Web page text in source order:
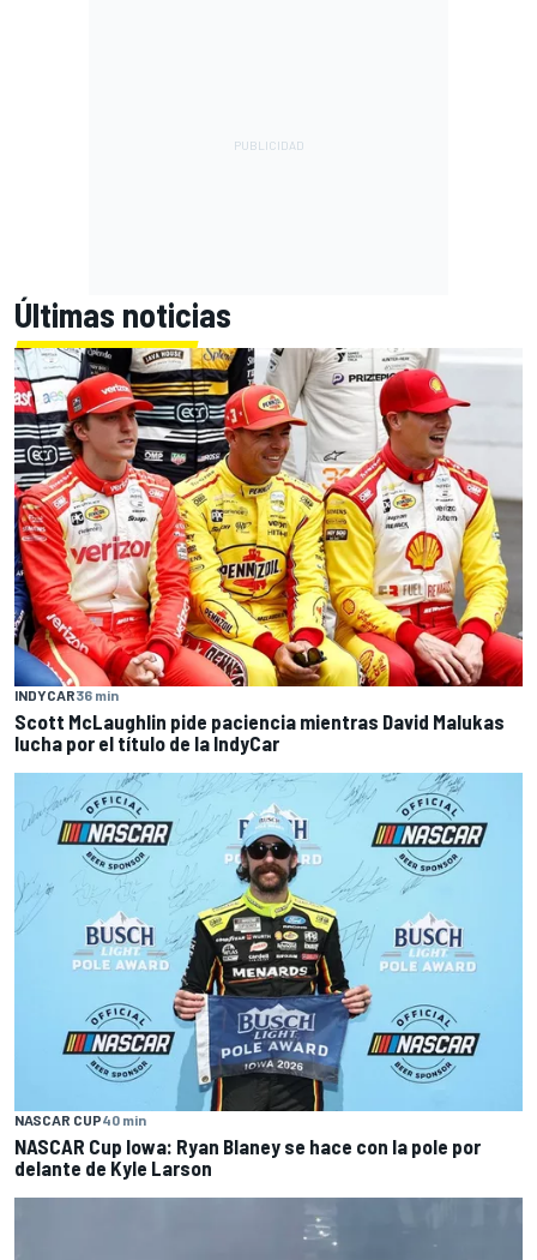
Últimas noticias
INDYCAR36 min
Scott McLaughlin pide paciencia mientras David Malukas
lucha por el título de la IndyCar
NASCAR CUP40 min
NASCAR Cup Iowa: Ryan Blaney se hace con la pole por
delante de Kyle Larson